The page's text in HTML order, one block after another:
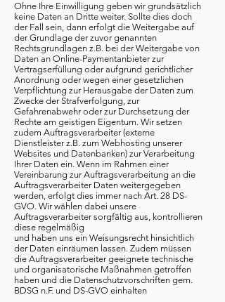
Ohne Ihre Einwilligung geben wir grundsätzlich
keine Daten an Dritte weiter. Sollte dies doch
der Fall sein, dann erfolgt die Weitergabe auf
der Grundlage der zuvor genannten
Rechtsgrundlagen z.B. bei der Weitergabe von
Daten an Online-Paymentanbieter zur
Vertragserfüllung oder aufgrund gerichtlicher
Anordnung oder wegen einer gesetzlichen
Verpflichtung zur Herausgabe der Daten zum
Zwecke der Strafverfolgung, zur
Gefahrenabwehr oder zur Durchsetzung der
Rechte am geistigen Eigentum. Wir setzen
zudem Auftragsverarbeiter (externe
Dienstleister z.B. zum Webhosting unserer
Websites und Datenbanken) zur Verarbeitung
Ihrer Daten ein. Wenn im Rahmen einer
Vereinbarung zur Auftragsverarbeitung an die
Auftragsverarbeiter Daten weitergegeben
werden, erfolgt dies immer nach Art. 28 DS-
GVO. Wir wählen dabei unsere
Auftragsverarbeiter sorgfältig aus, kontrollieren
diese regelmäßig
und haben uns ein Weisungsrecht hinsichtlich
der Daten einräumen lassen. Zudem müssen
die Auftragsverarbeiter geeignete technische
und organisatorische Maßnahmen getroffen
haben und die Datenschutzvorschriften gem.
BDSG n.F. und DS-GVO einhalten